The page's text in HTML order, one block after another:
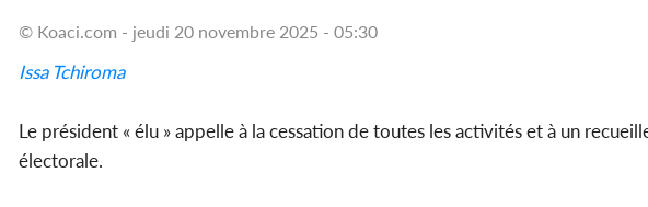
© Koaci.com - jeudi 20 novembre 2025 - 05:30
Issa Tchiroma
Le président « élu » appelle à la cessation de toutes les activités et à un
électorale.